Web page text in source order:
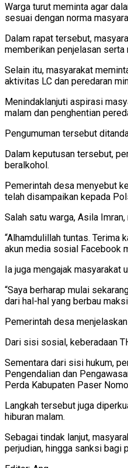
Warga turut meminta agar
sesuai dengan norma
Dalam rapat tersebut,
memberikan penjelasan serta
Selain itu, masyarakat
aktivitas LC dan peredaran
Menindaklanjuti aspirasi
malam dan penghentian
Pengumuman tersebut
Dalam keputusan tersebut,
beralkohol.
Pemerintah desa menyebut
telah disampaikan kepada
Salah satu warga, Asila
“Alhamdulillah tuntas. Terima
akun media sosial Facebook
Ia juga mengajak masyarakat
“Saya berharap mulai
dari hal-hal yang berbau
Pemerintah desa
Dari sisi sosial, keberadaan
Sementara dari sisi hukum,
Pengendalian dan
Perda Kabupaten Paser
Langkah tersebut juga
hiburan malam.
Sebagai tindak lanjut,
perjudian, hingga sanksi bagi